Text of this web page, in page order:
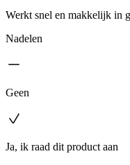
Werkt snel en makkelijk in
Nadelen
Geen
Ja, ik raad dit product aan